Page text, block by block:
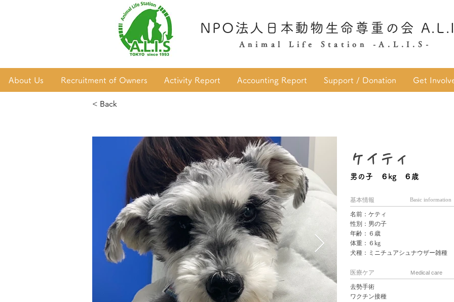
NPO法人日本動物生命尊重の会
Animal Life Station -A.L.I.S-
About Us Recruitment of Owners Activity Report Accounting Report Support / Donation Get
< Back
ケイティ
男の子 ６kg ６歳
Basic information
基本情報
名前：ケティ
性別：男の子
年齢：６歳
体重：６kg
犬種：ミニチュアシュナウザー雑種
Ｍedical care
医療ケア
去勢手術
ワクチン接種